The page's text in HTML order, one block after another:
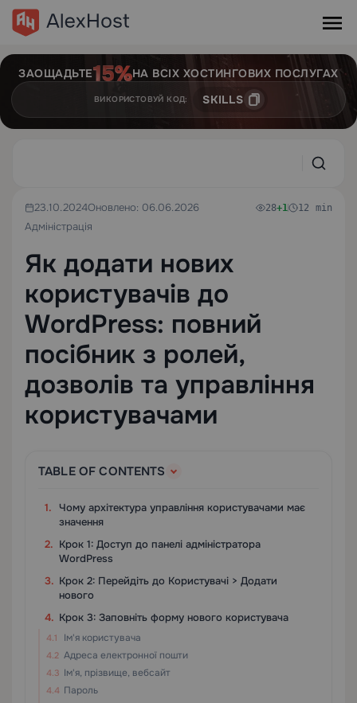
ЗАОЩАДЬТЕ НА ВСІХ ХОСТИНГОВИХ ПОСЛУГАХ
ВИКОРИСТОВУЙ КОД: SKILLS
23.10.2024Оновлено: 06.06.2026
Адміністрація
28+1 12 min
Як додати нових
користувачів до
WordPress: повний
посібник з ролей,
дозволів та управління
користувачами
TABLE OF CONTENTS
Чому архітектура управління користувачами має
значення
Крок 1: Доступ до панелі адміністратора
WordPress
Крок 2: Перейдіть до Користувачі > Додати
нового
Крок 3: Заповніть форму нового користувача
Ім'я користувача
Адреса електронної пошти
Ім'я, прізвище, вебсайт
Пароль